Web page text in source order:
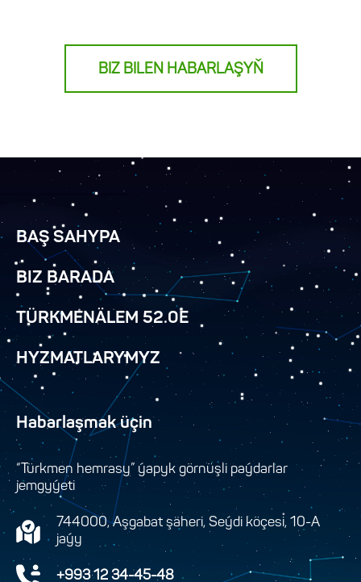
BIZ BILEN HABARLAŞYŇ
BAŞ SAHYPA
BIZ BARADA
TÜRKMENÄLEM 52.0E
HYZMATLARYMYZ
Habarlaşmak üçin
“Türkmen hemrasy” ýapyk görnüşli paýdarlar
jemgyýeti
744000, Aşgabat şäheri, Seýdi köçesi, 10-A
jaýy
+993 12 34-45-48